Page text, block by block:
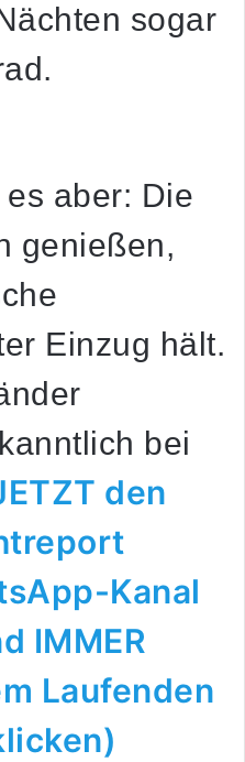
sogar
.
aber: Die
genießen,
Einzug hält.
bei
den
Kanal
IMMER
Laufenden